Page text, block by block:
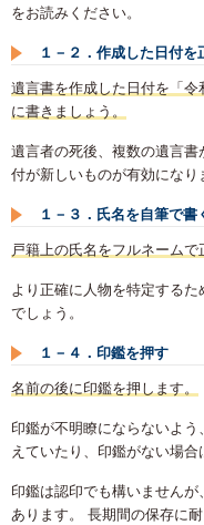
をお読みください。
１－２．作成した日付を
遺言書を作成した日付を「
に書きましょう。
遺言者の死後、複数の遺言書
付が新しいものが有効になり
１－３．氏名を自筆で書
戸籍上の氏名をフルネームで
より正確に人物を特定する
でしょう。
１－４．印鑑を押す
名前の後に印鑑を押します。
印鑑が不明瞭にならないよ
えていたり、印鑑がない場合
印鑑は認印でも構いません
あります。 長期間の保存に